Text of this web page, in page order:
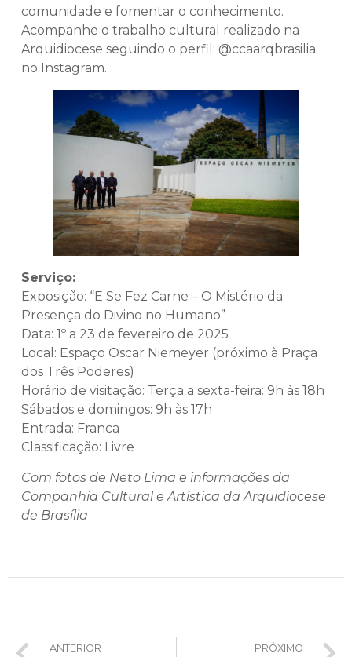
comunidade e fomentar o conhecimento.
Acompanhe o trabalho cultural realizado na
Arquidiocese seguindo o perfil: @ccaarqbrasilia
no Instagram.
Serviço:
Exposição: “E Se Fez Carne – O Mistério da
Presença do Divino no Humano”
Data: 1º a 23 de fevereiro de 2025
Local: Espaço Oscar Niemeyer (próximo à Praça
dos Três Poderes)
Horário de visitação: Terça a sexta-feira: 9h às 18h
Sábados e domingos: 9h às 17h
Entrada: Franca
Classificação: Livre
Com fotos de Neto Lima e informações da
Companhia Cultural e Artística da Arquidiocese
de Brasília
ANTERIOR PRÓXIMO